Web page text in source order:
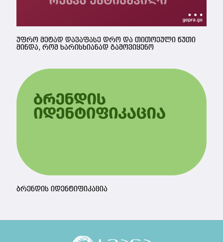
უფრო მეტად დავაფასე დრო და თითოეული წუთი
მინდა, რომ ხარისხიანად გამოვიყენო
ბრენდის იდენტიფიკაცია